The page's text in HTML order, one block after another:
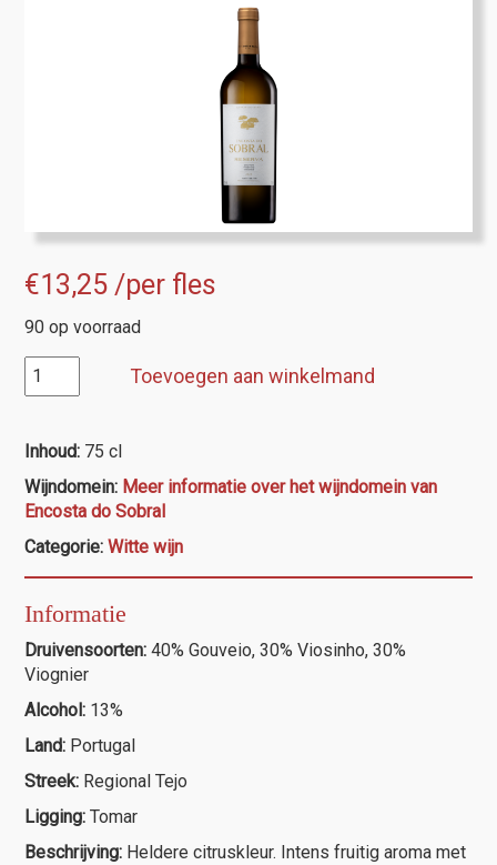
€13,25 /per fles
90 op voorraad
Tejo,
Encosta
Sobral
Reserva
branco
aantal
Toevoegen aan winkelmand
Inhoud: 75 cl
Wijndomein: Meer informatie over het wijndomein van
Encosta do Sobral
Categorie:Witte wijn
Informatie
Druivensoorten:40% Gouveio, 30% Viosinho, 30%
Viognier
Alcohol: 13%
Land: Portugal
Streek: Regional Tejo
Ligging: Tomar
Beschrijving: Heldere citruskleur. Intens fruitig aroma met